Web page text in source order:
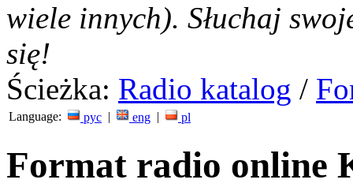
wiele innych). Słuchaj
się!
Ścieżka: Radio katalog /
Language: рус | eng | pl
Format radio online